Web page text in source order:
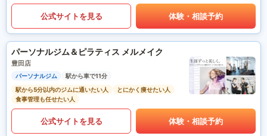
公式サイトを見る 体験・相談予約
パーソナルジム＆ピラティス メルメイク
豊田店
パーソナルジム
駅から車で11分
駅から5分以内のジムに通いたい人
とにかく痩せたい人
食事管理も任せたい人
公式サイトを見る 体験・相談予約